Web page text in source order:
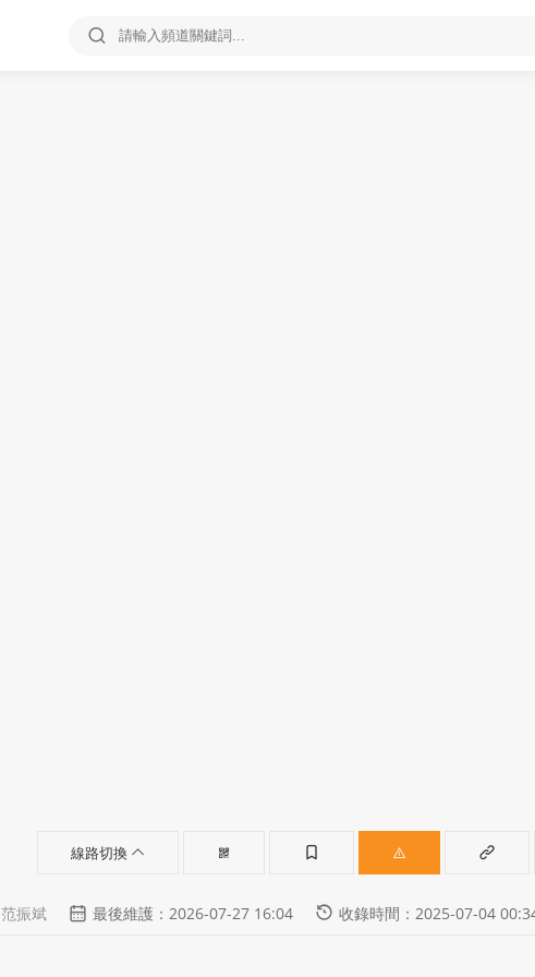
線路切換
范振斌 最後維護：2026-07-27 16:04 收錄時間：2025-07-04